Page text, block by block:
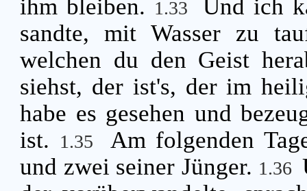
ihm bleiben. 1.33
Und ich
sandte, mit Wasser zu
welchen du den Geist
siehst, der ist's, der im
habe es gesehen und
ist.
1.35
Am folgenden
und zwei seiner Jünger. 1.36